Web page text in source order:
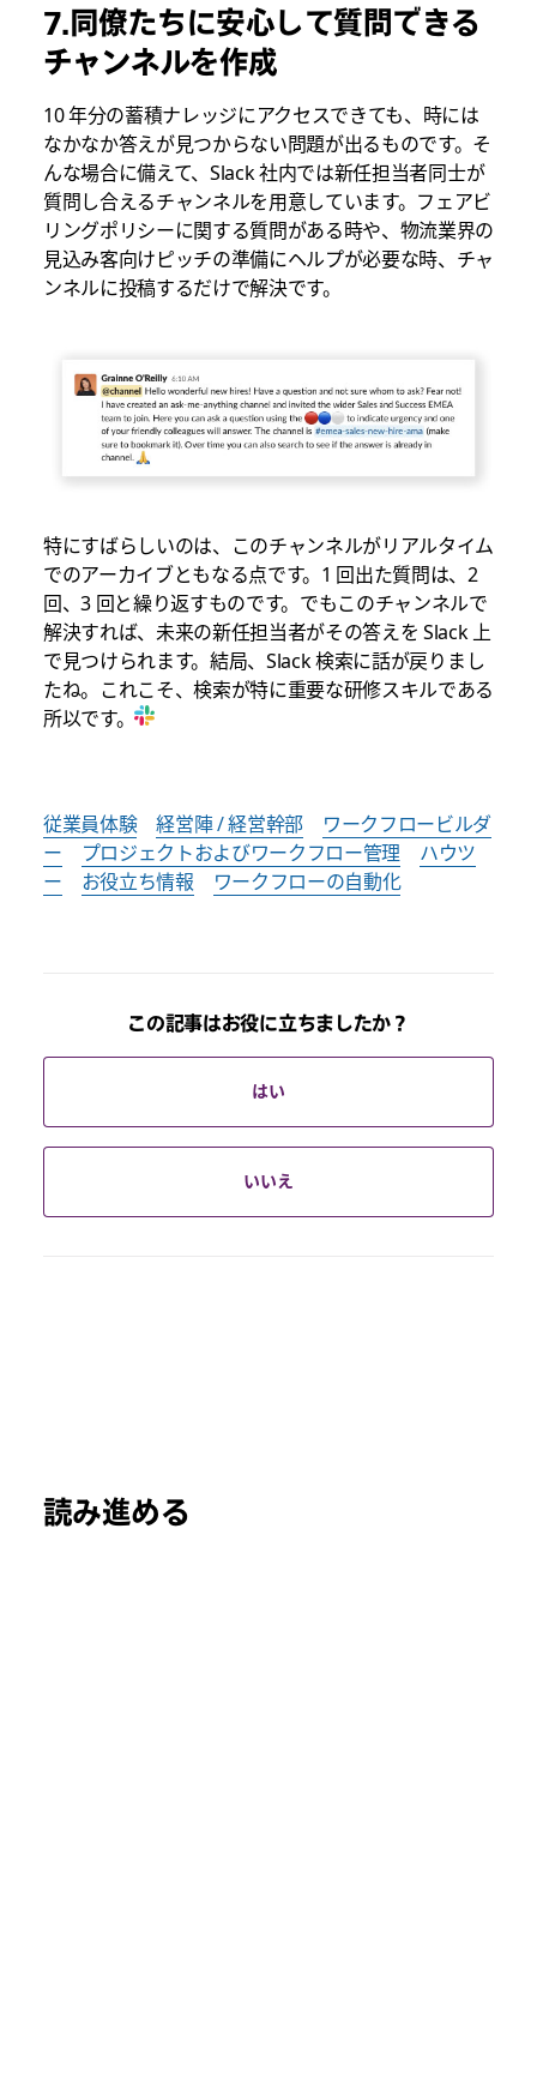
7.同僚たちに安心して質問できる
チャンネルを作成
10 年分の蓄積ナレッジにアクセスできても、時には
なかなか答えが見つからない問題が出るものです。そ
んな場合に備えて、Slack 社内では新任担当者同士が
質問し合えるチャンネルを用意しています。フェアビ
リングポリシーに関する質問がある時や、物流業界の
見込み客向けピッチの準備にヘルプが必要な時、チャ
ンネルに投稿するだけで解決です。
特にすばらしいのは、このチャンネルがリアルタイム
でのアーカイブともなる点です。1 回出た質問は、2
回、3 回と繰り返すものです。でもこのチャンネルで
解決すれば、未来の新任担当者がその答えを Slack 上
で見つけられます。結局、Slack 検索に話が戻りまし
たね。これこそ、検索が特に重要な研修スキルである
所以です。
従業員体験 経営陣 / 経営幹部
ワークフロービルダ
ー
プロジェクトおよびワークフロー管理
ハウツ
ー
お役立ち情報 ワークフローの自動化
この記事はお役に立ちましたか？
はい
いいえ
読み進める